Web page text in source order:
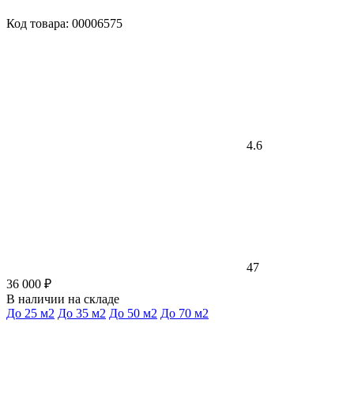
Код товара: 00006575
4.6
47
36 000 ₽
В наличии на складе
До 25 м2 До 35 м2 До 50 м2 До 70 м2